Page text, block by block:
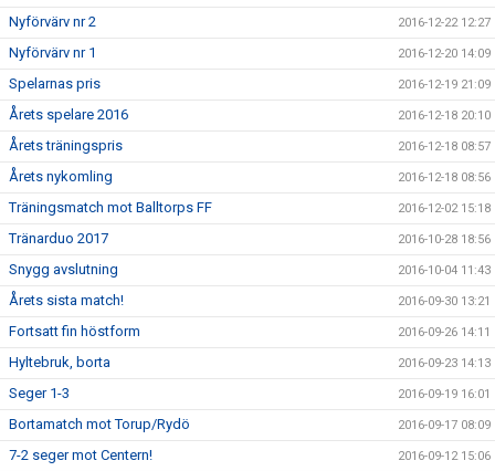
Nyförvärv nr 2 2016-12-22 12:27
Nyförvärv nr 1 2016-12-20 14:09
Spelarnas pris 2016-12-19 21:09
Årets spelare 2016 2016-12-18 20:10
Årets träningspris 2016-12-18 08:57
Årets nykomling 2016-12-18 08:56
Träningsmatch mot Balltorps FF 2016-12-02 15:18
Tränarduo 2017 2016-10-28 18:56
Snygg avslutning 2016-10-04 11:43
Årets sista match! 2016-09-30 13:21
Fortsatt fin höstform 2016-09-26 14:11
Hyltebruk, borta 2016-09-23 14:13
Seger 1-3 2016-09-19 16:01
Bortamatch mot Torup/Rydö 2016-09-17 08:09
7-2 seger mot Centern! 2016-09-12 15:06